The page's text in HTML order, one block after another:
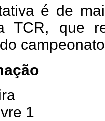
é de
TCR, que
1